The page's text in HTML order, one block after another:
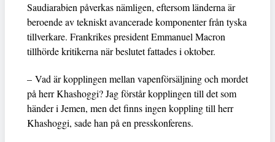
Saudiarabien påverkas nämligen, eftersom länderna är
beroende av tekniskt avancerade komponenter från tyska
tillverkare. Frankrikes president Emmanuel Macron
tillhörde kritikerna när beslutet fattades i oktober.
– Vad är kopplingen mellan vapenförsäljning och mordet
på herr Khashoggi? Jag förstår kopplingen till det som
händer i Jemen, men det finns ingen koppling till herr
Khashoggi, sade han på en presskonferens.